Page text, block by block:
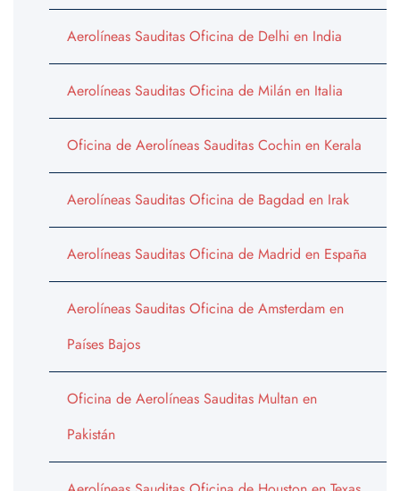
Aerolíneas Sauditas Oficina de Delhi en India
Aerolíneas Sauditas Oficina de Milán en Italia
Oficina de Aerolíneas Sauditas Cochin en Kerala
Aerolíneas Sauditas Oficina de Bagdad en Irak
Aerolíneas Sauditas Oficina de Madrid en España
Aerolíneas Sauditas Oficina de Amsterdam en
Países Bajos
Oficina de Aerolíneas Sauditas Multan en
Pakistán